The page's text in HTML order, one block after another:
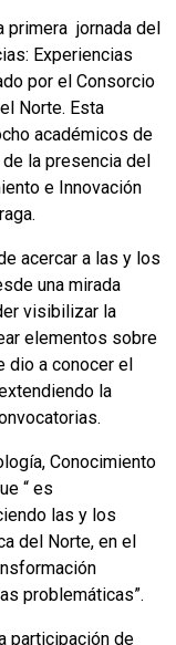
primera jornada del
Experiencias
por el Consorcio
Norte. Esta
académicos de
la presencia del
e Innovación
acercar a las y los
una mirada
visibilizar la
elementos sobre
dio a conocer el
la
Conocimiento
“ es
las y los
del Norte, en el
problemáticas”.
participación de